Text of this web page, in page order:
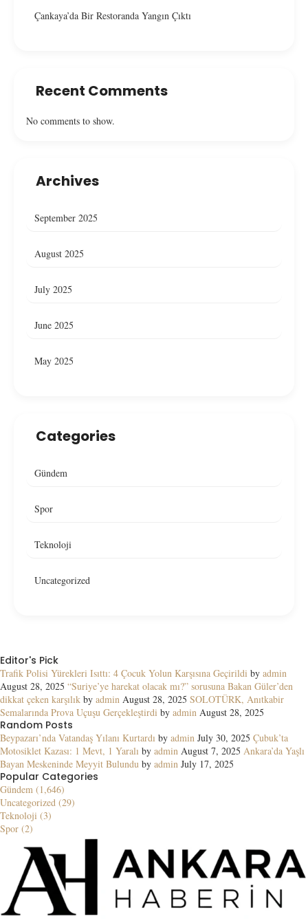
Çankaya’da Bir Restoranda Yangın Çıktı
Recent Comments
No comments to show.
Archives
September 2025
August 2025
July 2025
June 2025
May 2025
Categories
Gündem
Spor
Teknoloji
Uncategorized
Editor's Pick
Trafik Polisi Yürekleri Isıttı: 4 Çocuk Yolun Karşısına Geçirildi by admin
August 28, 2025 “Suriye’ye harekat olacak mı?” sorusuna Bakan Güler’den
dikkat çeken karşılık by admin August 28, 2025 SOLOTÜRK, Anıtkabir
Semalarında Prova Uçuşu Gerçekleştirdi by admin August 28, 2025
Random Posts
Beypazarı’nda Vatandaş Yılanı Kurtardı by admin July 30, 2025 Çubuk’ta
Motosiklet Kazası: 1 Mevt, 1 Yaralı by admin August 7, 2025 Ankara’da Yaşlı
Bayan Meskeninde Meyyit Bulundu by admin July 17, 2025
Popular Categories
Gündem (1,646)
Uncategorized (29)
Teknoloji (3)
Spor (2)